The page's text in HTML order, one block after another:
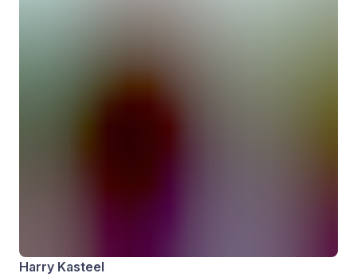
Harry Kasteel